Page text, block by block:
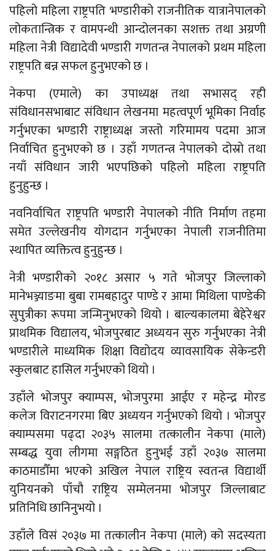
पहिलो महिला राष्ट्रपति भण्डारीको राजनीतिक यात्रानेपालको
लोकतान्त्रिक र वामपन्थी आन्दोलनका सशक्त तथा अग्रणी
महिला नेत्री विद्यादेवी भण्डारी गणतन्त्र नेपालको प्रथम महिला
राष्ट्रपति बन्न सफल हुनुभएको छ ।
नेकपा (एमाले) का उपाध्यक्ष तथा सभासद् रही
संविधानसभाबाट संविधान लेखनमा महत्वपूर्ण भूमिका निर्वाह
गर्नुभएका भण्डारी राष्ट्राध्यक्ष जस्तो गरिमामय पदमा आज
निर्वाचित हुनुभएको छ । उहाँ गणतन्त्र नेपालको दोस्रो तथा
नयाँ संविधान जारी भएपछिको पहिलो महिला राष्ट्रपति
हुनुहुन्छ ।
नवनिर्वाचित राष्ट्रपति भण्डारी नेपालको नीति निर्माण तहमा
समेत उल्लेखनीय योगदान गर्नुभएका नेपाली राजनीतिमा
स्थापित व्यक्तित्व हुनुहुन्छ ।
नेत्री भण्डारीको २०१८ असार ५ गते भोजपुर जिल्लाको
मानेभञ्ज्याङमा बुबा रामबहादुर पाण्डे र आमा मिथिला पाण्डेकी
सुपुत्रीका रूपमा जन्मिनुभएको थियो । बाल्यकालमा बेहेरेश्वर
प्राथमिक विद्यालय, भोजपुरबाट अध्ययन सुरु गर्नुभएका नेत्री
भण्डारीले माध्यमिक शिक्षा विद्योदय व्यावसायिक सेकेन्डरी
स्कुलबाट हासिल गर्नुभएको थियो ।
उहाँले भोजपुर क्याम्पस, भोजपुरमा आईए र महेन्द्र मोरड
कलेज विराटनगरमा बिए अध्ययन गर्नुभएको थियो । भोजपुर
क्याम्पसमा पढ्दा २०३५ सालमा तत्कालीन नेकपा (माले)
सम्बद्ध युवा लीगमा सङ्गठित हुनुभई उहाँ २०३७ सालमा
काठमाडौँमा भएको अखिल नेपाल राष्ट्रिय स्वतन्त्र विद्यार्थी
युनियनको पाँचौ राष्ट्रिय सम्मेलनमा भोजपुर जिल्लाबाट
प्रतिनिधि छानिनुभयो ।
उहाँले विसं २०३७ मा तत्कालीन नेकपा (माले) को सदस्यता